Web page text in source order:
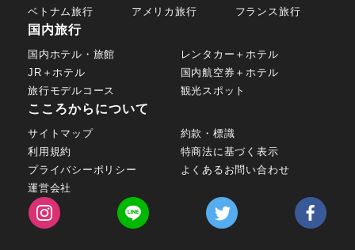
ベトナム旅行
アメリカ旅行 フランス旅行
国内旅行
国内ホテル・旅館
レンタカー＋ホテル
JR＋ホテル
国内航空券＋ホテル
旅行モデルコース
観光スポット
こころからについて
サイトマップ
約款・標識
利用規約
特商法に基づく表示
プライバシーポリシー
よくあるお問い合わせ
運営会社